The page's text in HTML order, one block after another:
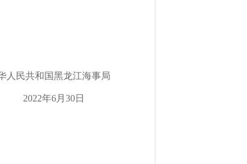
和国黑龙江海事局
年6月30日